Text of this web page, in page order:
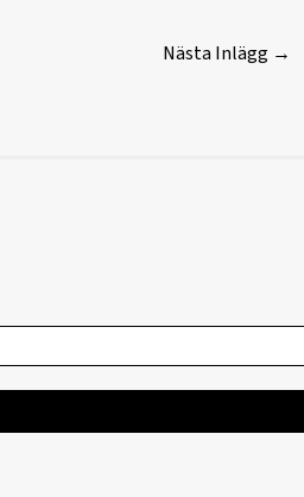
Nästa Inlägg →